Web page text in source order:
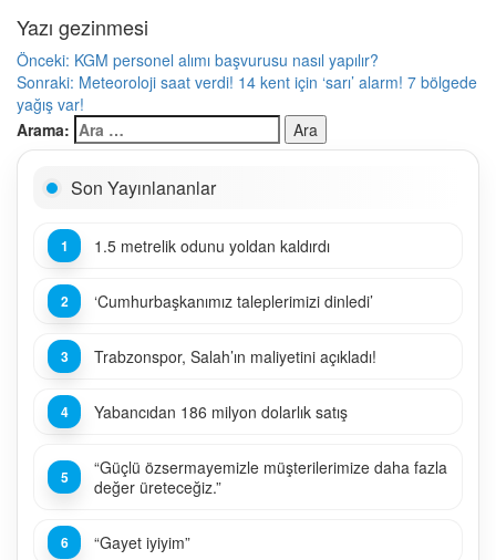
Yazı gezinmesi
Önceki: KGM personel alımı başvurusu nasıl yapılır?
Sonraki: Meteoroloji saat verdi! 14 kent için ‘sarı’ alarm! 7 bölgede
yağış var!
Arama:
Son Yayınlananlar
1.5 metrelik odunu yoldan kaldırdı
‘Cumhurbaşkanımız taleplerimizi dinledi’
Trabzonspor, Salah’ın maliyetini açıkladı!
Yabancıdan 186 milyon dolarlık satış
“Güçlü özsermayemizle müşterilerimize daha fazla
değer üreteceğiz.”
“Gayet iyiyim”